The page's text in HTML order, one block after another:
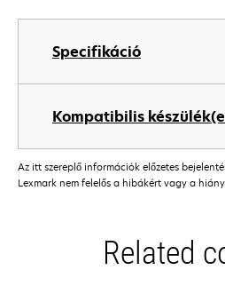
Specifikáció
Kompatibilis
Az itt szereplő információk előzetes
Lexmark nem felelős a hibákért vagy a
Related